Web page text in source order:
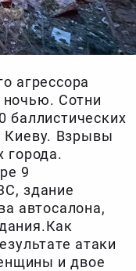
агрессора
Сотни
баллистических
Киеву. Взрывы
города.
9
здание
автосалона,
атаки
и двое